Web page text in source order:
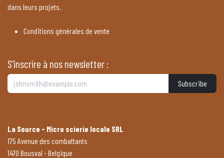
dans leurs projets.
Conditions générales de vente
S'inscrire à nos newsletter :
Subscribe
La Source - Micro scierie locale SRL
175 Avenue des combattants
1470 Bousval - Belgique